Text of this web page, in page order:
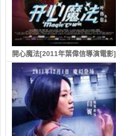
開心魔法[2011年葉偉信導演電影]